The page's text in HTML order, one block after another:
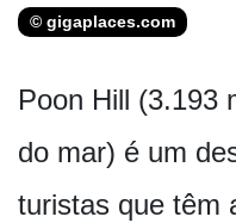
© gigaplaces.com
Poon Hill (3.193
do mar) é um
turistas que têm